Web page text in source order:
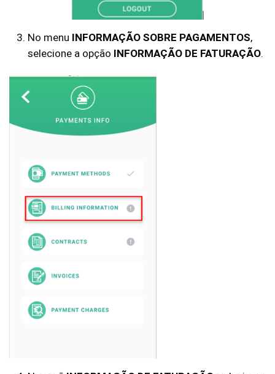
No menu INFORMAÇÃO SOBRE PAGAMENTOS,
selecione a opção INFORMAÇÃO DE FATURAÇÃO.